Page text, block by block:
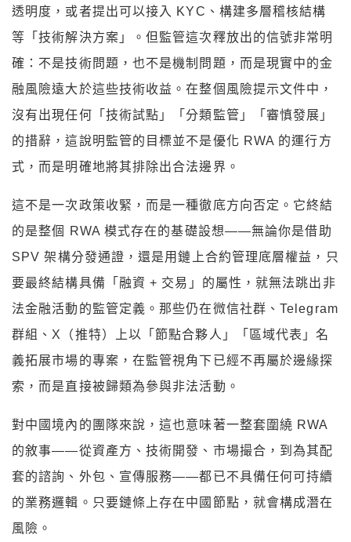
透明度，或者提出可以接入 KYC、構建多層稽核結構
等「技術解決方案」。但監管這次釋放出的信號非常明
確：不是技術問題，也不是機制問題，而是現實中的金
融風險遠大於這些技術收益。在整個風險提示文件中，
沒有出現任何「技術試點」「分類監管」「審慎發展」
的措辭，這說明監管的目標並不是優化 RWA 的運行方
式，而是明確地將其排除出合法邊界。
這不是一次政策收緊，而是一種徹底方向否定。它終結
的是整個 RWA 模式存在的基礎設想——無論你是借助
SPV 架構分發通證，還是用鏈上合約管理底層權益，只
要最終結構具備「融資 + 交易」的屬性，就無法跳出非
法金融活動的監管定義。那些仍在微信社群、Telegram
群組、X（推特）上以「節點合夥人」「區域代表」名
義拓展市場的專案，在監管視角下已經不再屬於邊緣探
索，而是直接被歸類為參與非法活動。
對中國境內的團隊來說，這也意味著一整套圍繞 RWA
的敘事——從資產方、技術開發、市場撮合，到為其配
套的諮詢、外包、宣傳服務——都已不具備任何可持續
的業務邏輯。只要鏈條上存在中國節點，就會構成潛在
風險。